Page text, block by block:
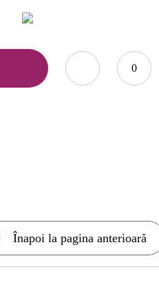
0
Înapoi la pagina anterioară